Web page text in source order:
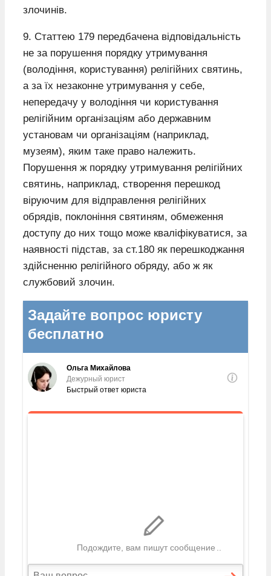
злочинів.
9. Статтею 179 передбачена відповідальність
не за порушення порядку утримування
(володіння, користування) релігійних святинь,
а за їх незаконне утримування у себе,
непередачу у володіння чи користування
релігійним організаціям або державним
установам чи організаціям (наприклад,
музеям), яким таке право належить.
Порушення ж порядку утримування релігійних
святинь, наприклад, створення перешкод
віруючим для відправлення релігійних
обрядів, поклоніння святиням, обмеження
доступу до них тощо може кваліфікуватися, за
наявності підстав, за ст.180 як перешкоджання
здійсненню релігійного обряду, або ж як
службовий злочин.